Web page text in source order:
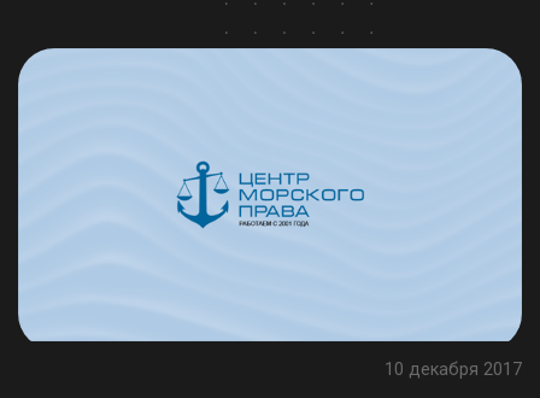
10 декабря 2017